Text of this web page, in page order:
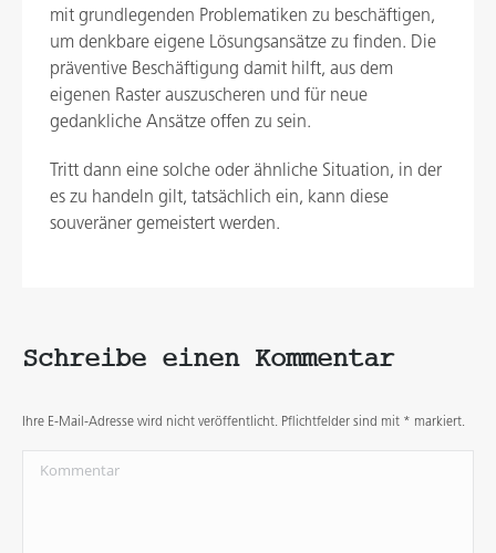
mit grundlegenden Problematiken zu beschäftigen,
um denkbare eigene Lösungsansätze zu finden. Die
präventive Beschäftigung damit hilft, aus dem
eigenen Raster auszuscheren und für neue
gedankliche Ansätze offen zu sein.
Tritt dann eine solche oder ähnliche Situation, in der
es zu handeln gilt, tatsächlich ein, kann diese
souveräner gemeistert werden.
Schreibe einen Kommentar
Ihre E-Mail-Adresse wird nicht veröffentlicht. Pflichtfelder sind mit * markiert.
Kommentar